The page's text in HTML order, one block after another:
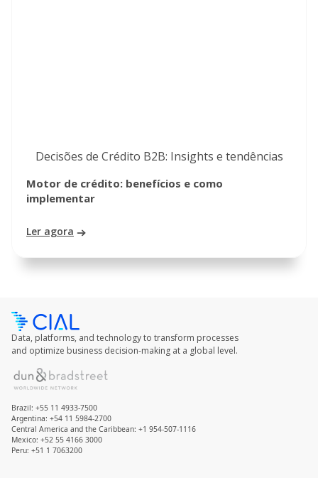
Decisões de Crédito B2B: Insights e tendências
Motor de crédito: benefícios e como
implementar
Ler agora
Data, platforms, and technology to transform processes
and optimize business decision-making at a global level.
Brazil: +55 11 4933-7500
Argentina: +54 11 5984-2700
Central America and the Caribbean: +1 954-507-1116
Mexico: +52 55 4166 3000
Peru: +51 1 7063200